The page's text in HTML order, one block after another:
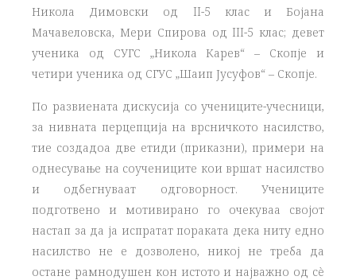
Никола Димовски од II-5 клас и Бојана
Мачавеловска, Мери Спирова од III-5 клас; девет
ученика од СУГС „Никола Карев“ – Скопје и
четири ученика од СГУС „Шаип Јусуфов“ – Скопје.
По развиената дискусија со учениците-учесници,
за нивната перцепција на врсничкото насилство,
тие создадоа две етиди (приказни), примери на
однесување на соучениците кои вршат насилство
и одбегнуваат одговорност. Учениците
подготвено и мотивирано го очекуваа својот
настап за да ја испратат пораката дека ниту едно
насилство не е дозволено, никој не треба да
остане рамнодушен кон истото и најважно од сè